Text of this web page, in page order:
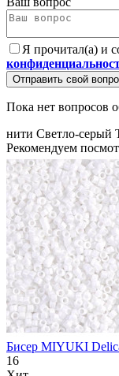
Я прочитал(а) и
Отправить свой
Пока нет вопросов
нити Светло-серый
Рекомендуем
Бисер MIYUKI
16